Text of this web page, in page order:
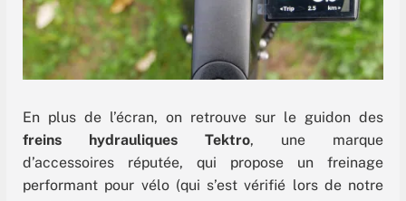
En plus de l’écran, on retrouve sur le guidon des
freins hydrauliques Tektro, une marque
d’accessoires réputée, qui propose un freinage
performant pour vélo (qui s’est vérifié lors de notre